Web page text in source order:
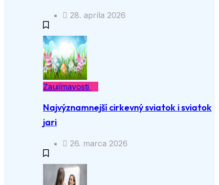
28. apríla 2026
Zaujímavosti
Najvýznamnejší cirkevný sviatok i sviatok
jari
26. marca 2026